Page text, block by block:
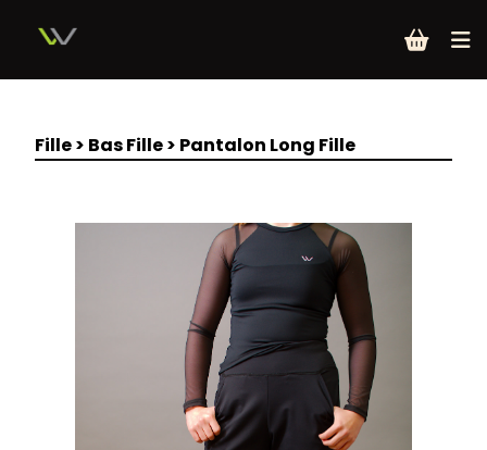
Fille> Bas Fille> Pantalon Long Fille